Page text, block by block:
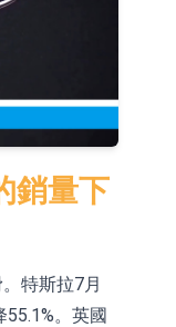
+218.75%，
的語料商業
CAM、
及機械產業
法依規實施
5家具有較
爆企業集團
製造基地生
交付
CCMAX、
現量產銷售
銷量下
特斯拉7月
。英國